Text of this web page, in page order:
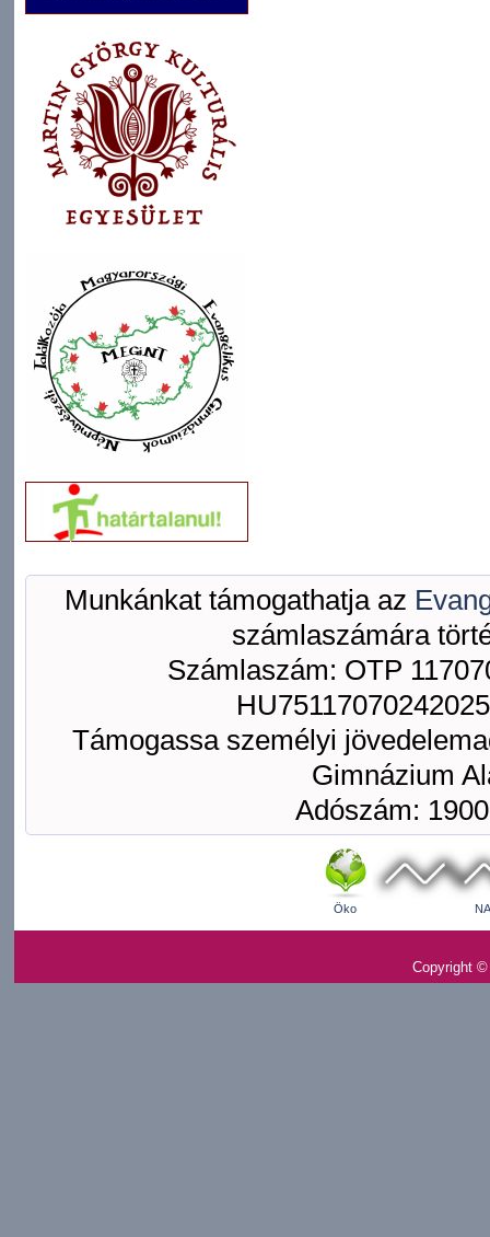
Munkánkat támogathatja az
számlaszámára
Számlaszám: OTP
Támogassa személyi
Gimnázium
Adószám:
Öko
Copyright